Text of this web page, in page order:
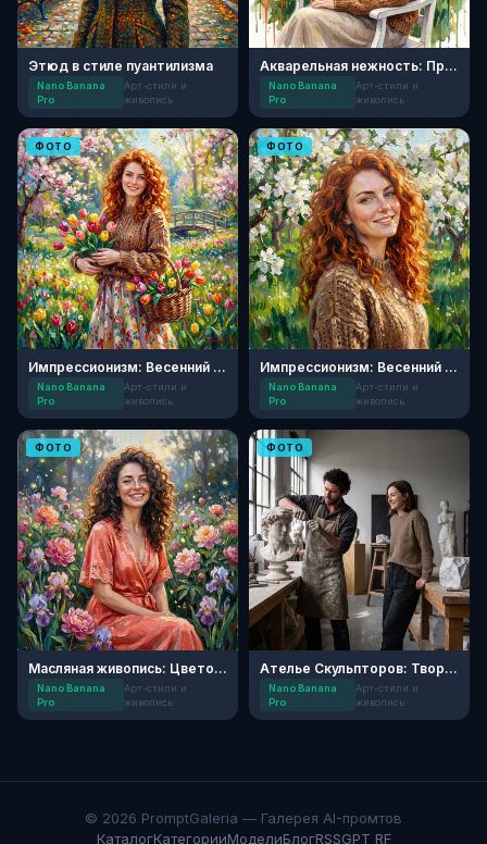
Этюд в стиле пуантилизма
Nano Banana
Pro
Арт-стили и
живопись
Акварельная нежность: Праздник ромашек
Nano Banana
Pro
Арт-стили и
живопись
ФОТО
Импрессионизм: Весенний сад
Nano Banana
Pro
Арт-стили и
живопись
ФОТО
Импрессионизм: Весенний Ветер
Nano Banana
Pro
Арт-стили и
живопись
ФОТО
Масляная живопись: Цветочный сад
Nano Banana
Pro
Арт-стили и
живопись
ФОТО
Ателье Скульпторов: Творческий Дуэт
Nano Banana
Pro
Арт-стили и
живопись
© 2026 PromptGaleria — Галерея AI-промтов
КаталогКатегорииМоделиБлогRSSGPT RF